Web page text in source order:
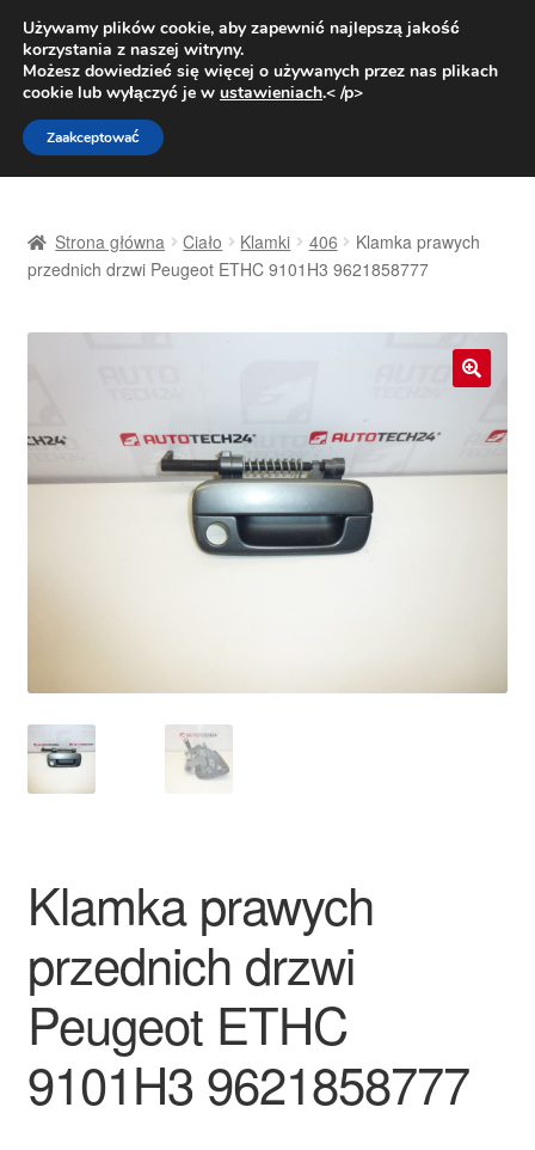
DOSTAWA od 31 zł
Pn.-pt. 9:00-16:00800 003 167
Przejdź
do
nawigacji
Przejdź
do
treści
Dostawa
Moje konto
Skarga
Zamówienia
Zasady i warunki
Strona główna Ciało Klamki 406
Klamka prawych
przednich drzwi Peugeot ETHC 9101H3 9621858777
Klamka prawych
przednich drzwi
Peugeot ETHC
9101H3 9621858777
Używamy plików cookie, aby zapewnić najlepszą jakość
korzystania z naszej witryny.
Możesz dowiedzieć się więcej o używanych przez nas plikach
cookie lub wyłączyć je w ustawieniach.< /p>
Zaakceptować